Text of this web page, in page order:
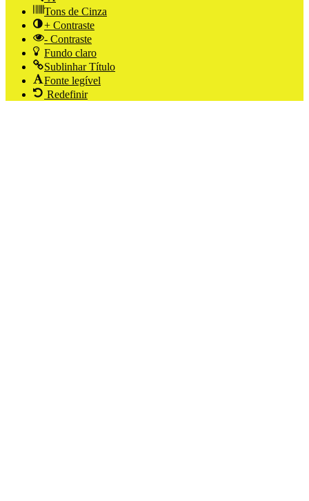
Tons de Cinza
+ Contraste
- Contraste
Fundo claro
Sublinhar Título
Fonte legível
Redefinir